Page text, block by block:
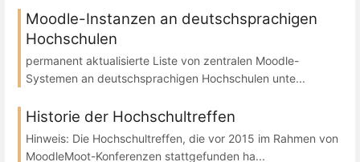
Moodle-Instanzen an deutschsprachigen
Hochschulen
permanent aktualisierte Liste von zentralen Moodle-
Systemen an deutschsprachigen Hochschulen unte...
Historie der Hochschultreffen
Hinweis: Die Hochschultreffen, die vor 2015 im Rahmen von
MoodleMoot-Konferenzen stattgefunden ha...